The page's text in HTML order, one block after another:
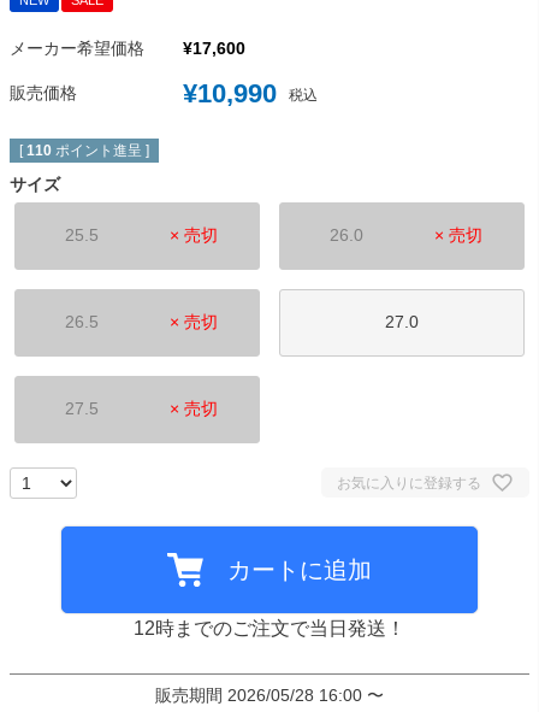
メーカー希望価格 ¥17,600
販売価格 ¥10,990 税込
[ 110 ポイント進呈 ]
サイズ
25.5 × 売切 26.0 × 売切
26.5 × 売切 27.0
27.5 × 売切
お気に入りに登録する
カートに追加
12時までのご注文で当日発送！
販売期間 2026/05/28 16:00 〜